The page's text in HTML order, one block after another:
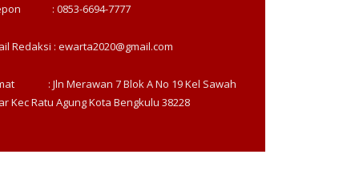
: 0853-6694-7777
Redaksi : ewarta2020@gmail.com
: Jln Merawan 7 Blok A No 19 Kel Sawah
Kec Ratu Agung Kota Bengkulu 38228